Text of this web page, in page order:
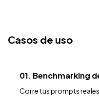
Casos de uso
01. Benchmarking
Corre tus prompts